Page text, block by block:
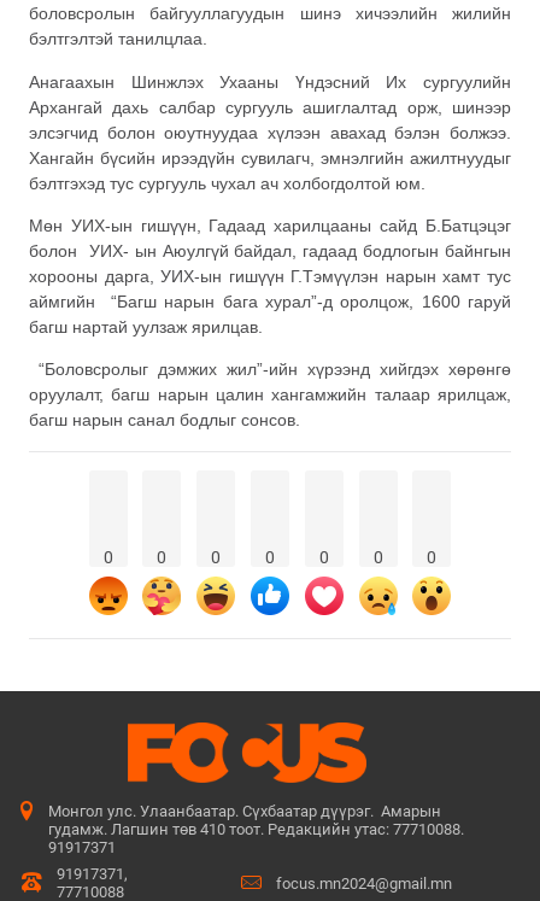
боловсролын байгууллагуудын шинэ хичээлийн жилийн
бэлтгэлтэй танилцлаа.
Анагаахын Шинжлэх Ухааны Үндэсний Их сургуулийн
Архангай дахь салбар сургууль ашиглалтад орж, шинээр
элсэгчид болон оюутнуудаа хүлээн авахад бэлэн болжээ.
Хангайн бүсийн ирээдүйн сувилагч, эмнэлгийн ажилтнуудыг
бэлтгэхэд тус сургууль чухал ач холбогдолтой юм.
Мөн УИХ-ын гишүүн, Гадаад харилцааны сайд Б.Батцэцэг
болон УИХ- ын Аюулгүй байдал, гадаад бодлогын байнгын
хорооны дарга, УИХ-ын гишүүн Г.Тэмүүлэн нарын хамт тус
аймгийн “Багш нарын бага хурал”-д оролцож, 1600 гаруй
багш нартай уулзаж ярилцав.
“Боловсролыг дэмжих жил”-ийн хүрээнд хийгдэх хөрөнгө
оруулалт, багш нарын цалин хангамжийн талаар ярилцаж,
багш нарын санал бодлыг сонсов.
0 0 0 0 0 0 0
Монгол улс. Улаанбаатар. Сүхбаатар дүүрэг. Амарын
гудамж. Лагшин төв 410 тоот. Редакцийн утас: 77710088.
91917371
91917371,
77710088
focus.mn2024@gmail.mn